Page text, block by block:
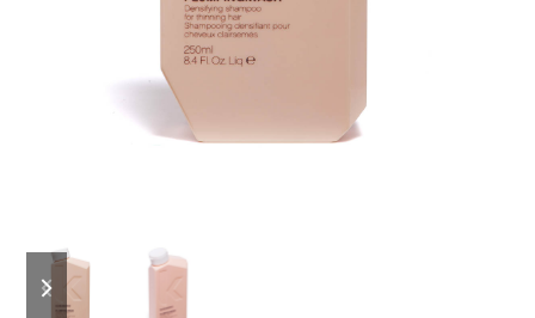
previous
slide
next
slide